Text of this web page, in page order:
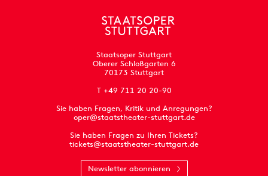
Staatsoper Stuttgart
Oberer Schloßgarten 6
70173 Stuttgart
T +49 711 20 20-90
Sie haben Fragen, Kritik und Anregungen?
oper@staatstheater-stuttgart.de
Sie haben Fragen zu Ihren Tickets?
tickets@staatstheater-stuttgart.de
Newsletter abonnieren